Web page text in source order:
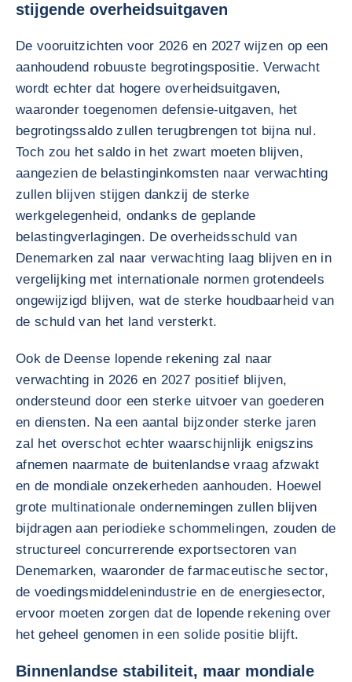
stijgende overheidsuitgaven
De vooruitzichten voor 2026 en 2027 wijzen op een
aanhoudend robuuste begrotingspositie. Verwacht
wordt echter dat hogere overheidsuitgaven,
waaronder toegenomen defensie-uitgaven, het
begrotingssaldo zullen terugbrengen tot bijna nul.
Toch zou het saldo in het zwart moeten blijven,
aangezien de belastinginkomsten naar verwachting
zullen blijven stijgen dankzij de sterke
werkgelegenheid, ondanks de geplande
belastingverlagingen. De overheidsschuld van
Denemarken zal naar verwachting laag blijven en in
vergelijking met internationale normen grotendeels
ongewijzigd blijven, wat de sterke houdbaarheid van
de schuld van het land versterkt.
Ook de Deense lopende rekening zal naar
verwachting in 2026 en 2027 positief blijven,
ondersteund door een sterke uitvoer van goederen
en diensten. Na een aantal bijzonder sterke jaren
zal het overschot echter waarschijnlijk enigszins
afnemen naarmate de buitenlandse vraag afzwakt
en de mondiale onzekerheden aanhouden. Hoewel
grote multinationale ondernemingen zullen blijven
bijdragen aan periodieke schommelingen, zouden de
structureel concurrerende exportsectoren van
Denemarken, waaronder de farmaceutische sector,
de voedingsmiddelenindustrie en de energiesector,
ervoor moeten zorgen dat de lopende rekening over
het geheel genomen in een solide positie blijft.
Binnenlandse stabiliteit, maar mondiale